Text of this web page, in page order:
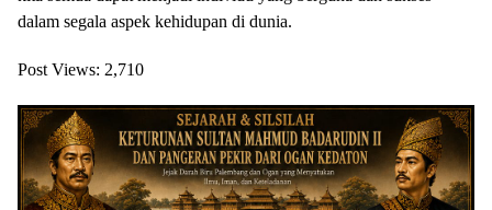
dalam segala aspek kehidupan di dunia.
Post Views: 2,710